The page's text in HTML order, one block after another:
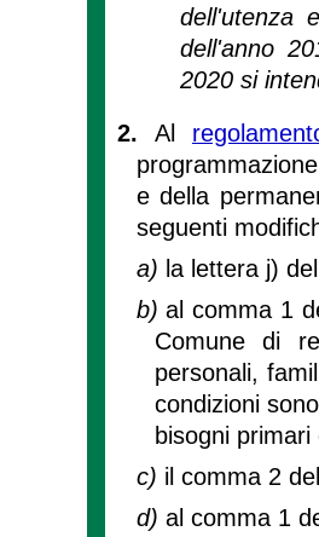
dell'utenza
dell'anno
2020 si
2. Al
e della
seguenti
a) la lettera j)
b)al comma 1
Comune di
personali,
condizioni
bisogni
c) il comma 2
d) al comma 1